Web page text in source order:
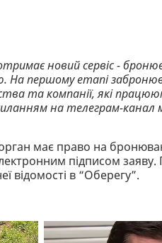
новий сервіс -
першому етапі
та компанії, які
на телеграм-канал
має право на
підписом
відомості в “Оберегу”.